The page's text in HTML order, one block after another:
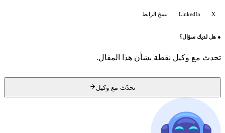
LinkedIn نسخ الرابط
●هل لديك سؤال؟
تحدث مع وكيل نقطة بشأن هذا المقال.
تحدّث مع وكيل